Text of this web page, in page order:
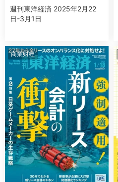
週刊東洋経済 2025年2月22
日-3月1日
商業财經